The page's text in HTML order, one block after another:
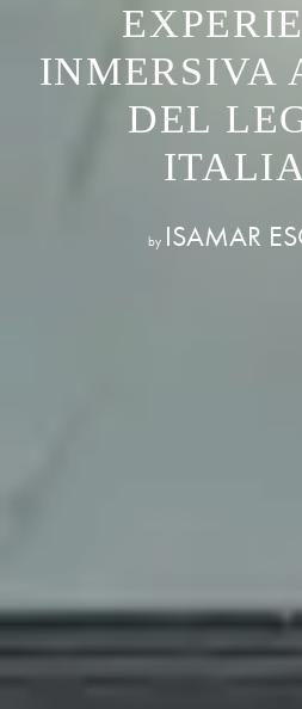
INMERSIVA
DEL
by ISAMAR